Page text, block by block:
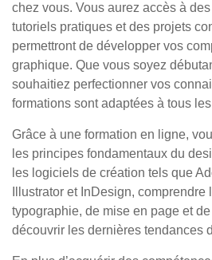
chez vous. Vous aurez accès à
tutoriels pratiques et des projets
permettront de développer vos
graphique. Que vous soyez
souhaitiez perfectionner vos
formations sont adaptées à tous
Grâce à une formation en ligne,
les principes fondamentaux du
les logiciels de création tels que
Illustrator et InDesign,
typographie, de mise en page et
découvrir les dernières tendances